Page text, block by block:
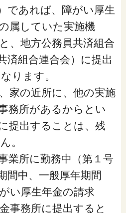
であれば、障がい厚生
属していた実施機
、地方公務員共済組合
済組合連合会）に提出
ります。
家の近所に、他の実施
務所があるからとい
提出することは、残
。
業所に勤務中（第１号
間中、一般厚年期間
い厚生年金の請求
事務所に提出すると